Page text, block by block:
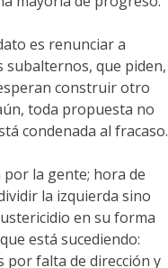
es renunciar a
subalternos, que piden,
construir otro
toda propuesta no
condenada al fracaso.
la gente; hora de
la izquierda sino
en su forma
está sucediendo:
por falta de dirección y